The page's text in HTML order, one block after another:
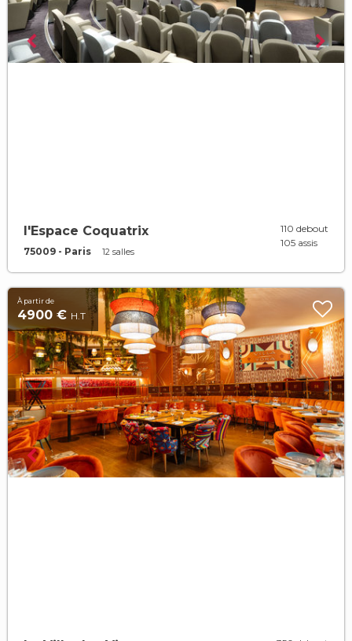
l'Espace Coquatrix
75009 - Paris 12 salles
110 debout
105 assis
À partir de
4900 € H.T